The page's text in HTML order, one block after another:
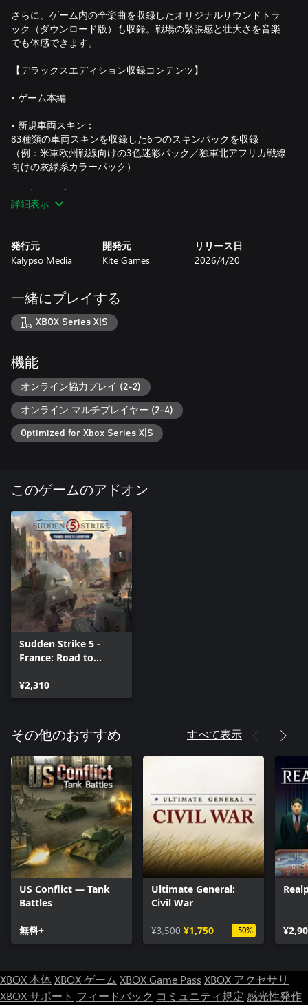
さらに、ゲーム内の全楽曲を収録したオリジナルサウンドトラ
ック（ダウンロード版）も収録。戦場の緊張感と壮大さを音楽
でも体感できます。
【デラックスエディション収録コンテンツ】
• ゲーム本編
• 新規車両スキン：
83種類の車両スキンを収録した6つのスキンパックを収録
（例：米軍欧州戦線向けの3色迷彩パック／独軍北アフリカ戦線
向けの灰緑系カラーパック）
• 限定マップ：
戦術的挑戦を広げる2種類の限定PvPマップを収録。「制圧戦
• 戦術と叙事詩の融合：
録。オーケストラによる迫力と雰囲気豊かな楽曲が融合し、
East Connection Music Recordingスタジオで収録された、ブダペ
スト・アート・オーケストラ演奏の印象的なメインテーマも含
まれています。
詳細表示
発行元
Kalypso Media
開発元
Kite Games
リリース日
2026/4/20
一緒にプレイする
XBOX Series X|S
機能
オンライン協力プレイ (2-2)
オンライン マルチプレイヤー (2-4)
Optimized for Xbox Series X|S
このゲームのアドオン
Sudden Strike 5 -
France: Road to
¥2,310
その他のおすすめ すべて表示
US Conflict — Tank
Battles
無料+
Ultimate General:
Civil War
¥3,500 ¥1,750 -50%
XBOX 本体XBOX ゲーム XBOX Game Pass XBOX アクセサリ
XBOX サポート フィードバック コミュニティ規定 感光性発作